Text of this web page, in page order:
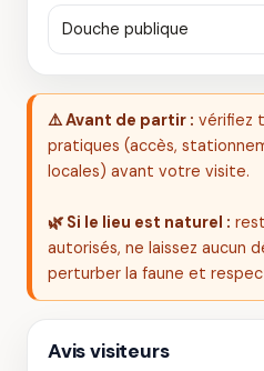
Douche publique
⚠️ Avant de partir : vérifiez
pratiques (accès,
locales) avant votre visite.
🌿 Si le lieu est naturel :
autorisés, ne laissez aucun
perturber la faune et
Avis visiteurs